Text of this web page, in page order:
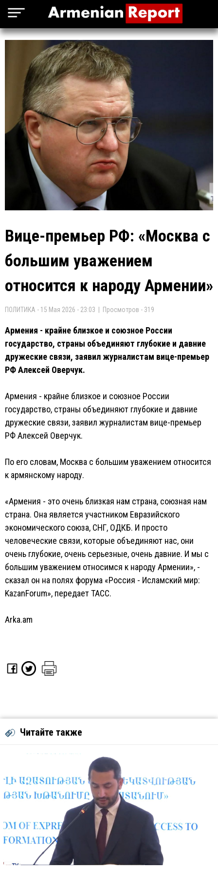
Вице-премьер РФ: «Москва с
большим уважением
относится к народу Армении»
ПОЛИТИКА - 15 Мая 2026 - 23:03 | Просмотров - 319
Армения - крайне близкое и союзное России
государство, страны объединяют глубокие и давние
дружеские связи, заявил журналистам вице-премьер
РФ Алексей Оверчук.
Армения - крайне близкое и союзное России
государство, страны объединяют глубокие и давние
дружеские связи, заявил журналистам вице-премьер
РФ Алексей Оверчук.
По его словам, Москва с большим уважением относится
к армянскому народу.
«Армения - это очень близкая нам страна, союзная нам
страна. Она является участником Евразийского
экономического союза, СНГ, ОДКБ. И просто
человеческие связи, которые объединяют нас, они
очень глубокие, очень серьезные, очень давние. И мы с
большим уважением относимся к народу Армении», -
сказал он на полях форума «Россия - Исламский мир:
KazanForum», передает ТАСС.
Arka.am
Читайте также